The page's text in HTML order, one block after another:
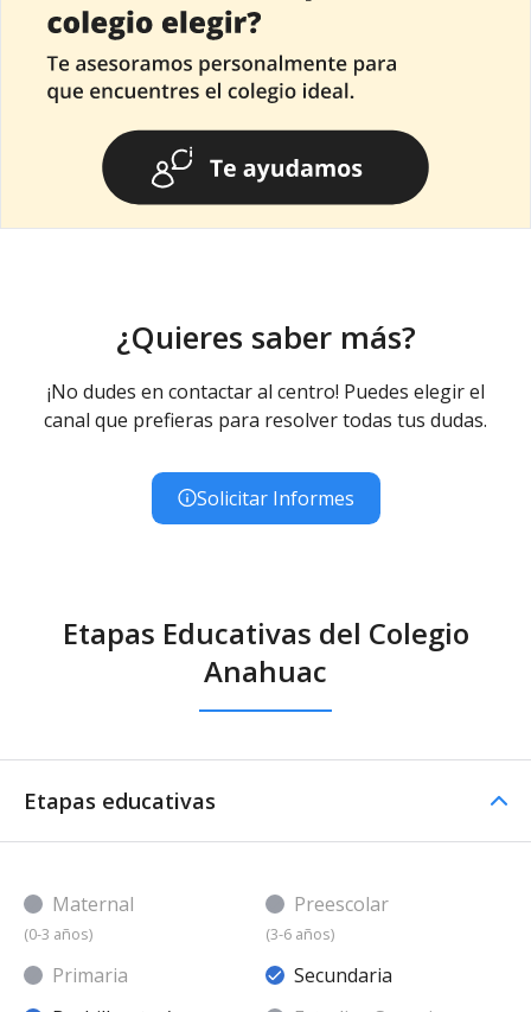
¿Quieres saber más?
¡No dudes en contactar al centro! Puedes elegir el
canal que prefieras para resolver todas tus dudas.
Solicitar Informes
Etapas Educativas del Colegio
Anahuac
Etapas educativas
Maternal
(0-3 años)
Preescolar
(3-6 años)
Primaria
Secundaria